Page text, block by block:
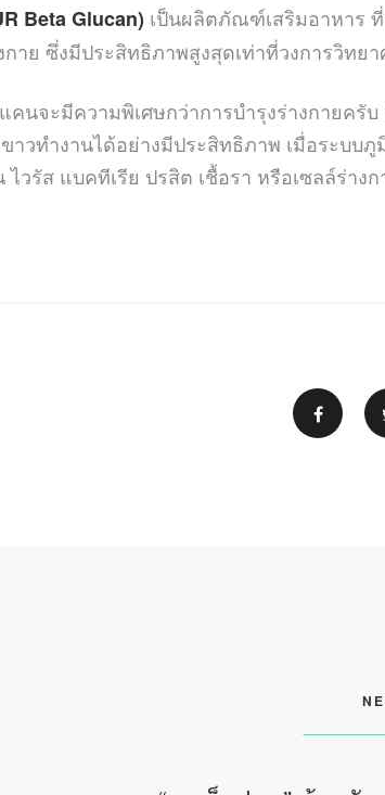
Beta Glucan) เป็นผลิตภัณฑ์เสริมอาหาร
าย ซึ่งมีประสิทธิภาพสูงสุดเท่าที่วงการวิทย
คนจะมีความพิเศษกว่าการบำรุงร่างกายค
าวทำงานได้อย่างมีประสิทธิภาพ เมื่อระบบ
ไวรัส แบคทีเรีย ปรสิต เชื้อรา หรือเซลล์